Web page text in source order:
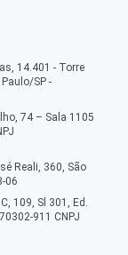
14.401 - Torre
SP -
74 – Sala 1105
Reali, 360, São
06
109, Sl 301, Ed.
911 CNPJ